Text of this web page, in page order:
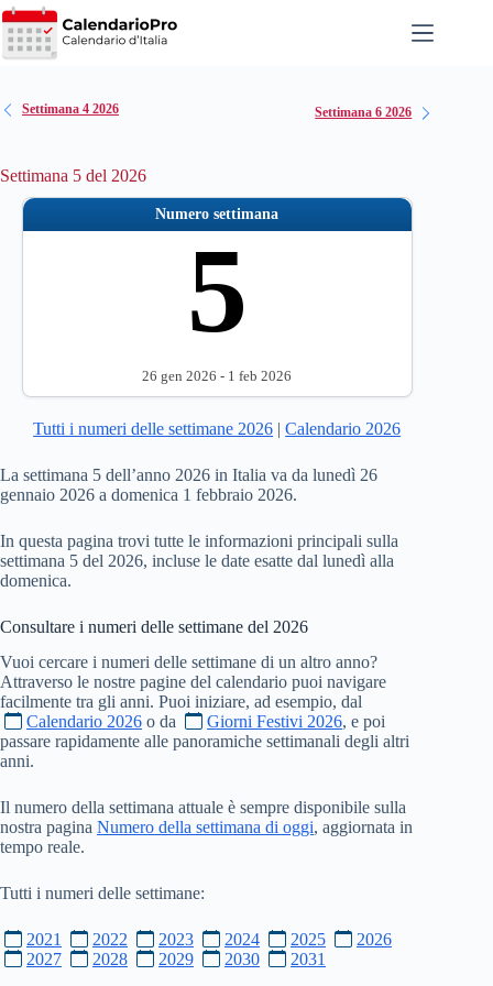
Salta
al
contenuto
Settimana 4 2026 Settimana 6 2026
Settimana 5 del 2026
Numero settimana
5
26 gen 2026 - 1 feb 2026
Tutti i numeri delle settimane 2026 |Calendario 2026
La settimana 5 dell’anno 2026 in Italia va da lunedì 26
gennaio 2026 a domenica 1 febbraio 2026.
In questa pagina trovi tutte le informazioni principali sulla
settimana 5 del 2026, incluse le date esatte dal lunedì alla
domenica.
Consultare i numeri delle settimane del 2026
Vuoi cercare i numeri delle settimane di un altro anno?
Attraverso le nostre pagine del calendario puoi navigare
facilmente tra gli anni. Puoi iniziare, ad esempio, dal
Calendario 2026 o da Giorni Festivi 2026, e poi
passare rapidamente alle panoramiche settimanali degli altri
anni.
Il numero della settimana attuale è sempre disponibile sulla
nostra pagina Numero della settimana di oggi, aggiornata in
tempo reale.
Tutti i numeri delle settimane:
2021 2022 2023 2024 2025
2026
2027
2028 2029 2030 2031